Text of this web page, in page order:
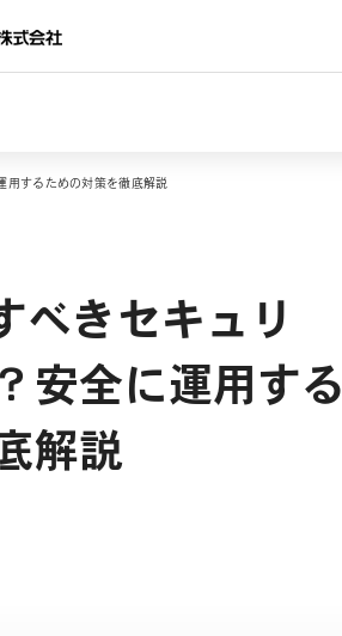
用するための対策を徹底解説
べきセキュリ
安全に運用する
解説